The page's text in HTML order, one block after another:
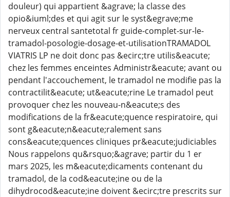
douleur) qui appartient &agrave; la classe des
opio&iuml;des et qui agit sur le syst&egrave;me
nerveux central santetotal fr guide-complet-sur-le-
tramadol-posologie-dosage-et-utilisationTRAMADOL
VIATRIS LP ne doit donc pas &ecirc;tre utilis&eacute;
chez les femmes enceintes Administr&eacute; avant ou
pendant l'accouchement, le tramadol ne modifie pas la
contractilit&eacute; ut&eacute;rine Le tramadol peut
provoquer chez les nouveau-n&eacute;s des
modifications de la fr&eacute;quence respiratoire, qui
sont g&eacute;n&eacute;ralement sans
cons&eacute;quences cliniques pr&eacute;judiciables
Nous rappelons qu&rsquo;&agrave; partir du 1 er
mars 2025, les m&eacute;dicaments contenant du
tramadol, de la cod&eacute;ine ou de la
dihydrocod&eacute;ine doivent &ecirc;tre prescrits sur